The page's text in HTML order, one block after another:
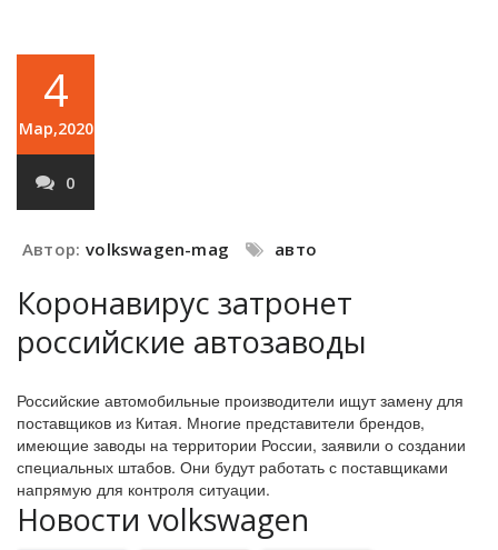
4
Мар,2020
0
Автор: volkswagen-mag авто
Коронавирус затронет
российские автозаводы
Российские автомобильные производители ищут замену для
поставщиков из Китая. Многие представители брендов,
имеющие заводы на территории России, заявили о создании
специальных штабов. Они будут работать с поставщиками
напрямую для контроля ситуации.
Новости volkswagen